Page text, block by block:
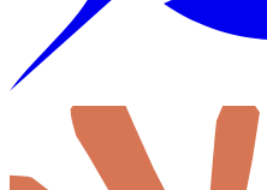
Accueil
Sites web sur mesure